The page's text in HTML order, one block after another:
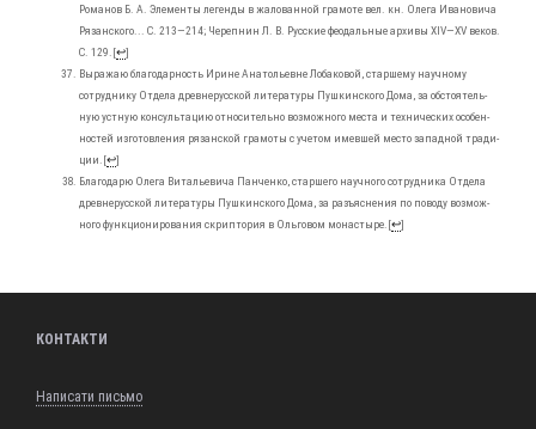
Рома­нов Б. А. Эле­мен­ты леген­ды в жало­ван­ной гра­мо­те вел. кн. Оле­га Ива­но­ви­ча
Рязан­ско­го... С. 213―214; Череп­нин Л. В. Рус­ские фео­даль­ные архи­вы XIV―XV веков.
С. 129. [↩]
Выра­жаю бла­го­дар­ность Ирине Ана­то­льевне Лоба­ко­вой, стар­ше­му науч­но­му
сотруд­ни­ку Отде­ла древ­не­рус­ской лите­ра­ту­ры Пуш­кин­ско­го Дома, за обсто­я­тель­
ную уст­ную кон­суль­та­цию отно­си­тель­но воз­мож­но­го места и тех­ни­че­ских осо­бен­
но­стей изго­тов­ле­ния рязан­ской гра­мо­ты с уче­том имев­шей место запад­ной тра­ди­
ции. [↩]
Бла­го­да­рю Оле­га Вита­лье­ви­ча Пан­чен­ко, стар­ше­го науч­но­го сотруд­ни­ка Отде­ла
древ­не­рус­ской лите­ра­ту­ры Пуш­кин­ско­го Дома, за разъ­яс­не­ния по пово­ду воз­мож­
но­го функ­ци­о­ни­ро­ва­ния скрип­то­рия в Оль­го­вом мона­сты­ре. [↩]
КОНТАКТИ
Написати письмо